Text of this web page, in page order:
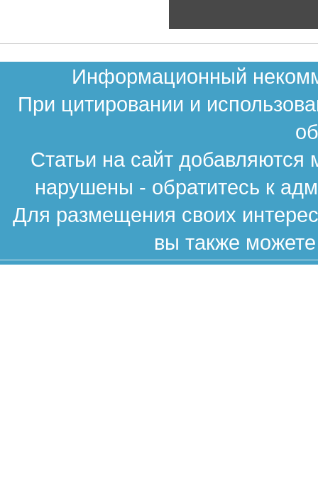
Информационный
При цитировании и
Статьи на сайт
нарушены - обратитесь к
Для размещения своих
вы также